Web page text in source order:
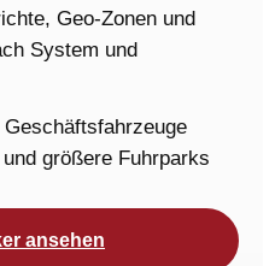
Geo-Zonen und
System und
größere Fuhrparks
ansehen